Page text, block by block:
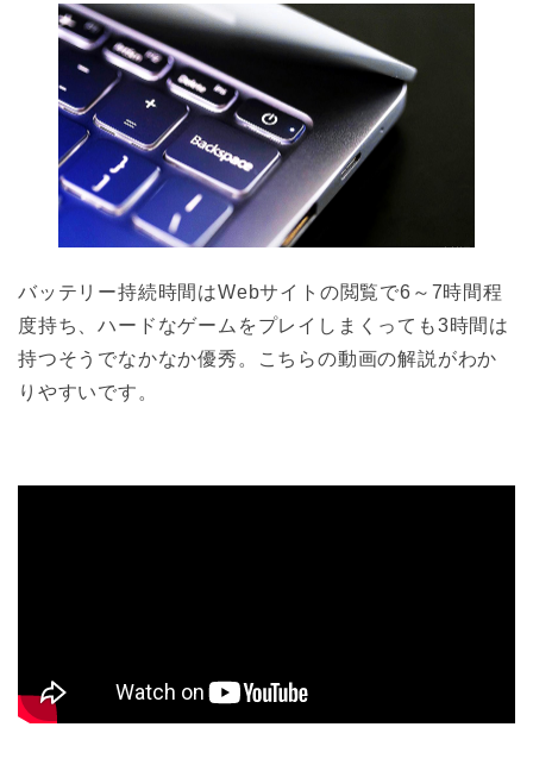
バッテリー持続時間はWebサイトの閲覧で6～7時間程
度持ち、ハードなゲームをプレイしまくっても3時間は
持つそうでなかなか優秀。こちらの動画の解説がわか
りやすいです。